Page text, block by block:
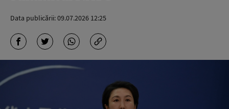
Data publicării:09.07.2026 12:25